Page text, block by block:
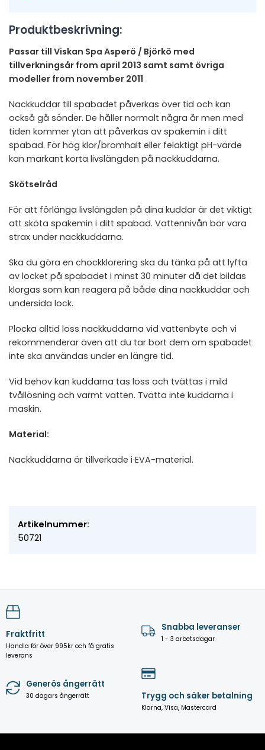
Produktbeskrivning:
Passar till Viskan Spa Asperö / Björkö med
tillverkningsår from april 2013 samt samt övriga
modeller from november 2011
Nackkuddar till spabadet påverkas över tid och kan
också gå sönder. De håller normalt några år men med
tiden kommer ytan att påverkas av spakemin i ditt
spabad. För hög klor/bromhalt eller felaktigt pH-värde
kan markant korta livslängden på nackkuddarna.
Skötselråd
För att förlänga livslängden på dina kuddar är det viktigt
att sköta spakemin i ditt spabad. Vattennivån bör vara
strax under nackkuddarna.
Ska du göra en chockklorering ska du tänka på att lyfta
av locket på spabadet i minst 30 minuter då det bildas
klorgas som kan reagera på både dina nackkuddar och
undersida lock.
Plocka alltid loss nackkuddarna vid vattenbyte och vi
rekommenderar även att du tar bort dem om spabadet
inte ska användas under en längre tid.
Vid behov kan kuddarna tas loss och tvättas i mild
tvållösning och varmt vatten. Tvätta inte kuddarna i
maskin.
Material:
Nackkuddarna är tillverkade i EVA-material.
Artikelnummer:
50721
Fraktfritt
Handla för över 995kr och få gratis
leverans
Snabba leveranser
1 - 3 arbetsdagar
Generös ångerrätt
30 dagars ångerrätt Trygg och säker betalning
Klarna, Visa, Mastercard